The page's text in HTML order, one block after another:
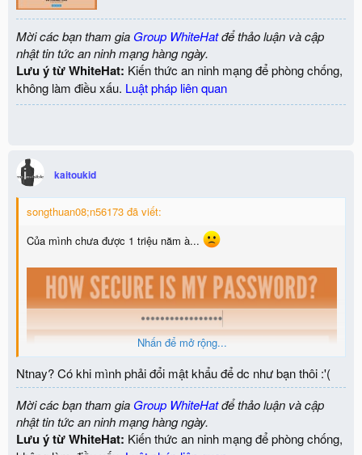
Mời các bạn tham gia Group WhiteHatđể thảo luận và cập
nhật tin tức an ninh mạng hàng ngày.
Lưu ý từ WhiteHat: Kiến thức an ninh mạng để phòng chống,
không làm điều xấu. Luật pháp liên quan
kaitoukid
songthuan08;n56173 đã viết:
Của mình chưa được 1 triệu năm à...
Nhấn để mở rộng...
Ntnay? Có khi mình phải đổi mật khẩu để dc như bạn thôi :'(
Mời các bạn tham gia Group WhiteHatđể thảo luận và cập
nhật tin tức an ninh mạng hàng ngày.
Lưu ý từ WhiteHat: Kiến thức an ninh mạng để phòng chống,